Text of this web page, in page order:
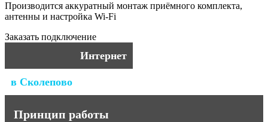
Производится аккуратный монтаж приёмного комплекта,
антенны и настройка Wi-Fi
Заказать подключение
Интернет
в Сколепово
Принцип работы